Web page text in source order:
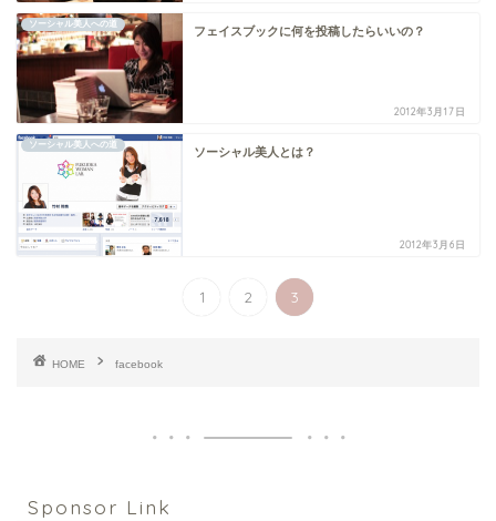
ソーシャル美人への道
フェイスブックに何を投稿したらいいの？
2012年3月17日
ソーシャル美人への道
ソーシャル美人とは？
2012年3月6日
1 2 3
HOME facebook
Sponsor Link